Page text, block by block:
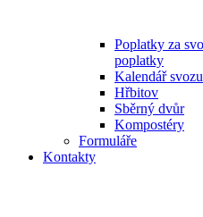
Poplatky za
poplatky
Kalendář
Hřbitov
Sběrný dvůr
Kompostéry
Formuláře
Kontakty